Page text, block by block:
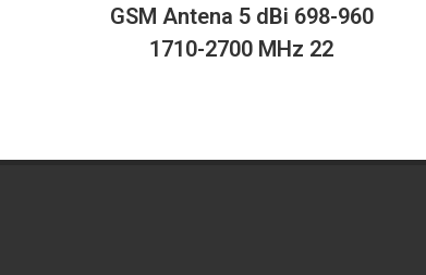
GSM Antena 5 dBi 698-960
1710-2700 MHz 22